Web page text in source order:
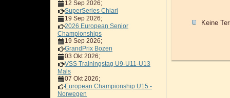
12 Sep 2026;
SuperSeries Chiari
19 Sep 2026;
2026 European Senior
Championships
19 Sep 2026;
GrandPrix Bozen
03 Okt 2026;
VSS Trainingstag U9-U11-U13
Mals
07 Okt 2026;
European Championship U15 -
Norwegen
Keine